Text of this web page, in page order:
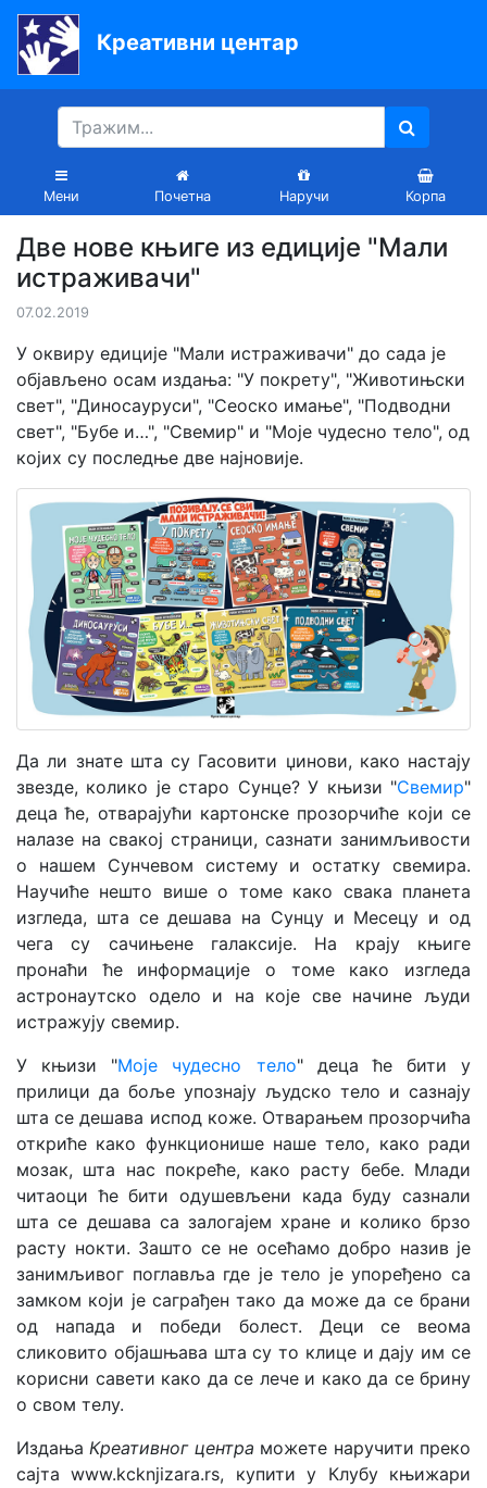
Креативни центар
Мени Почетна Наручи Корпа
Почетна
Књиге
Уџбеници
вртиће
Лектира
Акције
Блог
Latinica
Мој
налог
Две нове књиге из едиције "Мали
истраживачи"
07.02.2019
У оквиру едиције "Мали истраживачи" до сада је
објављено осам издања: "У покрету", "Животињски
свет", "Диносауруси", "Сеоско имање", "Подводни
свет", "Бубе и…", "Свемир" и "Моје чудесно тело", од
којих су последње две најновије.
Да ли знате шта су Гасовити џинови, како настају
звезде, колико је старо Сунце? У књизи "Свемир"
деца ће, отварајући картонске прозорчиће који се
налазе на свакој страници, сазнати занимљивости
о нашем Сунчевом систему и остатку свемира.
Научиће нешто више о томе како свака планета
изгледа, шта се дешава на Сунцу и Месецу и од
чега су сачињене галаксије. На крају књиге
пронаћи ће информације о томе како изгледа
астронаутско одело и на које све начине људи
истражују свемир.
У књизи "Моје чудесно тело" деца ће бити у
прилици да боље упознају људско тело и сазнају
шта се дешава испод коже. Отварањем прозорчића
откриће како функционише наше тело, како ради
мозак, шта нас покреће, како расту бебе. Млади
читаоци ће бити одушевљени када буду сазнали
шта се дешава са залогајем хране и колико брзо
расту нокти. Зашто се не осећамо добро назив је
занимљивог поглавља где је тело је упоређено са
замком који је саграђен тако да може да се брани
од напада и победи болест. Деци се веома
сликовито објашњава шта су то клице и дају им се
корисни савети како да се лече и како да се брину
о свом телу.
ИздањаКреативног центра можете наручити преко
сајта www.kcknjizara.rs, купити у Клубу књижари